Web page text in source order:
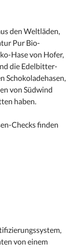
den Weltläden,
Pur Bio-
Hase von Hofer,
die Edelbitter-
Schokoladehasen,
von Südwind
haben.
Checks finden
von einem